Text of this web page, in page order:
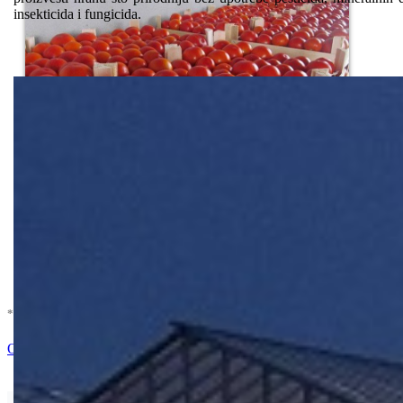
insekticida i fungicida.
* U cenu je uracunat PDV *
Ocenite i napišite preporuku
Isporuka Info